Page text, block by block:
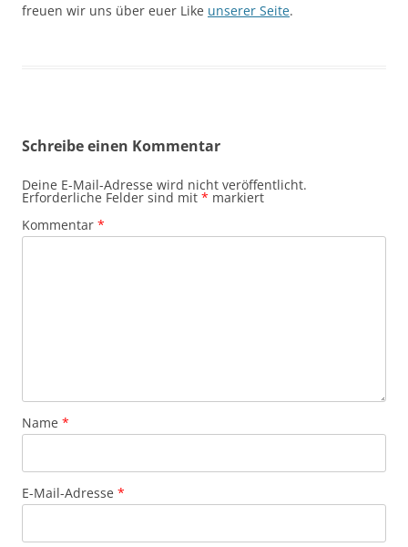
freuen wir uns über euer Like unserer Seite.
Schreibe einen Kommentar
Deine E-Mail-Adresse wird nicht veröffentlicht.
Erforderliche Felder sind mit * markiert
Kommentar *
Name *
E-Mail-Adresse *